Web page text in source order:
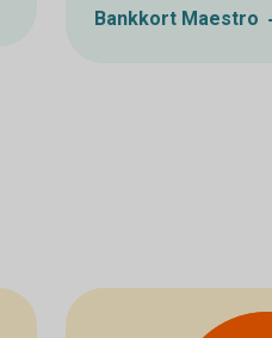
Bankkort Maestro